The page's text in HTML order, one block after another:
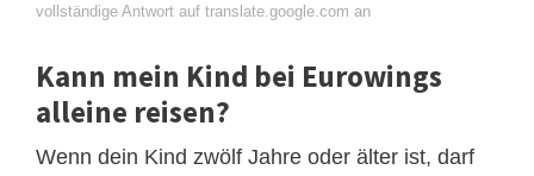
vollständige Antwort auf translate.google.com an
Kann mein Kind bei Eurowings
alleine reisen?
Wenn dein Kind zwölf Jahre oder älter ist, darf